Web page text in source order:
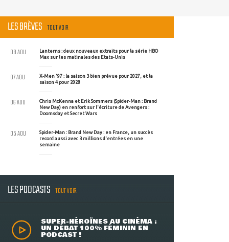
LES BRÈVES TOUT VOIR
Lanterns : deux nouveaux extraits pour la série HBO
Max sur les matinales des Etats-Unis
08 AOU
X-Men '97 : la saison 3 bien prévue pour 2027, et la
saison 4 pour 2028
07 AOU
Chris McKenna et Erik Sommers (Spider-Man : Brand
New Day) en renfort sur l'écriture de Avengers :
Doomsday et Secret Wars
06 AOU
Spider-Man : Brand New Day : en France, un succès
record aussi avec 3 millions d'entrées en une
semaine
05 AOU
LES PODCASTS TOUT VOIR
SUPER-HÉROÏNES AU CINÉMA :
UN DÉBAT 100% FÉMININ EN
PODCAST !